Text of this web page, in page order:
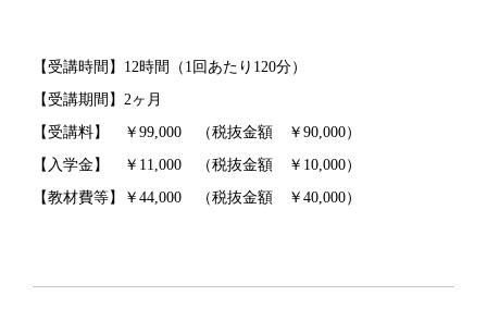
【受講時間】12時間（1回あたり120分）
【受講期間】2ヶ月
【受講料】 ￥99,000 （税抜金額 ￥90,000）
【入学金】 ￥11,000 （税抜金額 ￥10,000）
【教材費等】￥44,000 （税抜金額 ￥40,000）